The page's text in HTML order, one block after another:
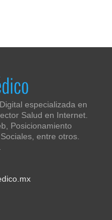
especializada en
Salud en Internet.
Posicionamiento
entre otros.